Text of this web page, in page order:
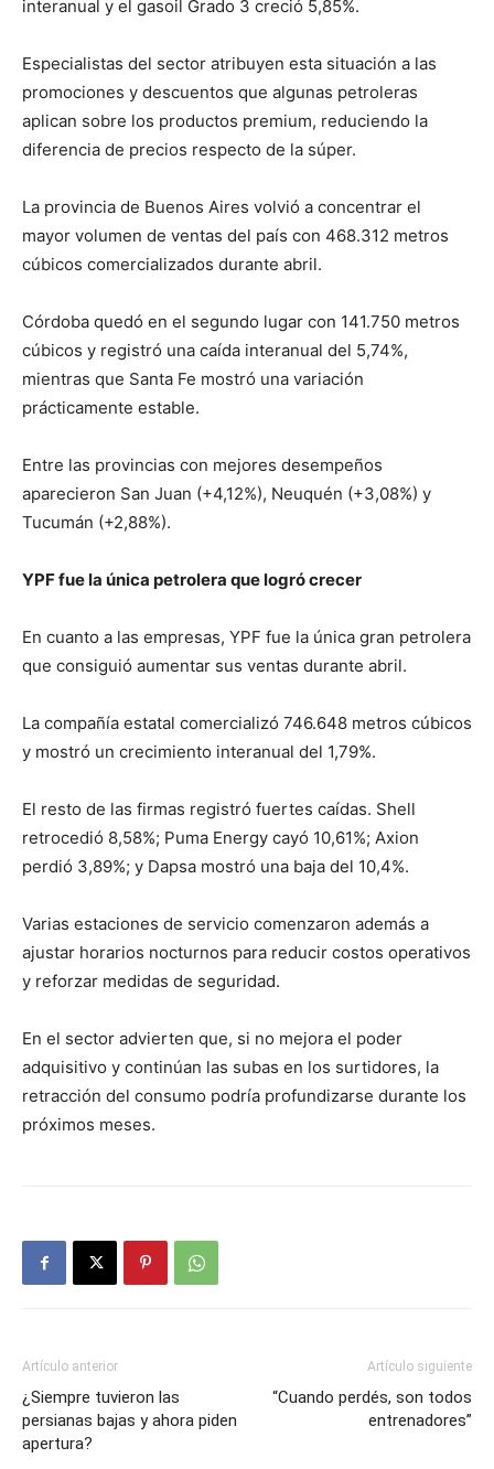
interanual y el gasoil Grado 3 creció 5,85%.
Especialistas del sector atribuyen esta situación a las
promociones y descuentos que algunas petroleras
aplican sobre los productos premium, reduciendo la
diferencia de precios respecto de la súper.
La provincia de Buenos Aires volvió a concentrar el
mayor volumen de ventas del país con 468.312 metros
cúbicos comercializados durante abril.
Córdoba quedó en el segundo lugar con 141.750 metros
cúbicos y registró una caída interanual del 5,74%,
mientras que Santa Fe mostró una variación
prácticamente estable.
Entre las provincias con mejores desempeños
aparecieron San Juan (+4,12%), Neuquén (+3,08%) y
Tucumán (+2,88%).
YPF fue la única petrolera que logró crecer
En cuanto a las empresas, YPF fue la única gran petrolera
que consiguió aumentar sus ventas durante abril.
La compañía estatal comercializó 746.648 metros cúbicos
y mostró un crecimiento interanual del 1,79%.
El resto de las firmas registró fuertes caídas. Shell
retrocedió 8,58%; Puma Energy cayó 10,61%; Axion
perdió 3,89%; y Dapsa mostró una baja del 10,4%.
Varias estaciones de servicio comenzaron además a
ajustar horarios nocturnos para reducir costos operativos
y reforzar medidas de seguridad.
En el sector advierten que, si no mejora el poder
adquisitivo y continúan las subas en los surtidores, la
retracción del consumo podría profundizarse durante los
próximos meses.
Artículo anterior
¿Siempre tuvieron las
persianas bajas y ahora piden
apertura?
Artículo siguiente
“Cuando perdés, son todos
entrenadores”